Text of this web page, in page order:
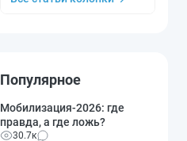
Популярное
Мобилизация-2026: где
правда, а где ложь?
30.7к